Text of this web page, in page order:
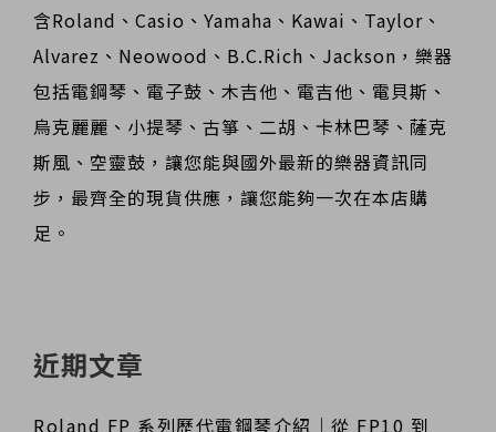
含Roland、Casio、Yamaha、Kawai、Taylor、
Alvarez、Neowood、B.C.Rich、Jackson，樂器
包括電鋼琴、電子鼓、木吉他、電吉他、電貝斯、
烏克麗麗、小提琴、古箏、二胡、卡林巴琴、薩克
斯風、空靈鼓，讓您能與國外最新的樂器資訊同
步，最齊全的現貨供應，讓您能夠一次在本店購
足。
近期文章
Roland FP 系列歷代電鋼琴介紹｜從 FP10 到